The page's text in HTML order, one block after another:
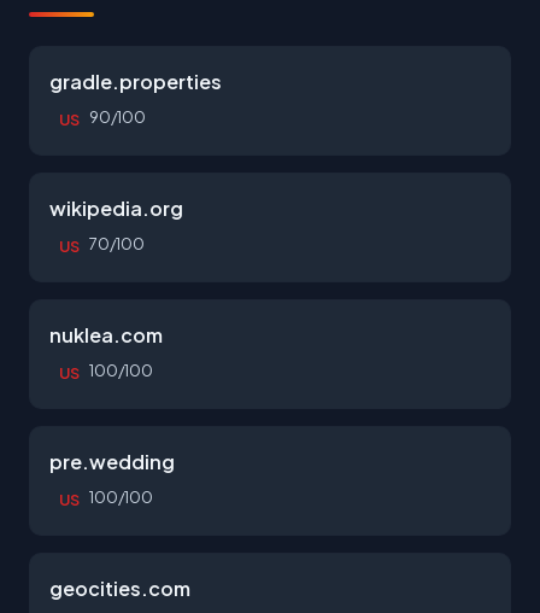
gradle.properties
US 90/100
wikipedia.org
US 70/100
nuklea.com
US 100/100
pre.wedding
US 100/100
geocities.com